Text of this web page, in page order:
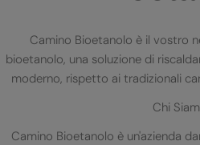
Camino Bioetanolo è il vostro
bioetanolo, una soluzione di
moderno, rispetto ai tradizionali
Chi
Camino Bioetanolo è un'azienda